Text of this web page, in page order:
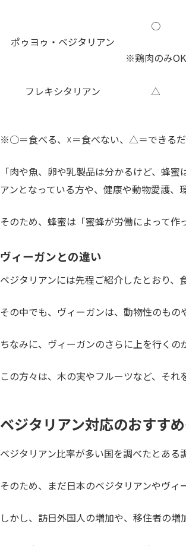
ポゥヨゥ・ベジタリアン
○
※鶏肉のみOK
フレキシタリアン △
※○＝食べる、☓＝食べない、△＝できる
「肉や魚、卵や乳製品は分かるけど、蜂
アンとなっている方や、健康や動物愛護、
そのため、蜂蜜は「蜜蜂が労働によって作
ヴィーガンとの違い
ベジタリアンには先程ご紹介したとおり、
その中でも、ヴィーガンは、動物性のもの
ちなみに、ヴィーガンのさらに上を行くの
この方々は、木の実やフルーツなど、それ
ベジタリアン対応のおすす
ベジタリアン比率が多い国を調べたとある
そのため、まだ日本のベジタリアンやヴィ
しかし、訪日外国人の増加や、移住者の